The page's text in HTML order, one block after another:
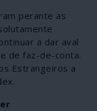
perante as
a dar aval
de faz-de-conta.
Estrangeiros a